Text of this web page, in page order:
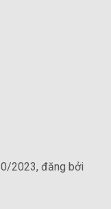
2023, đăng bởi